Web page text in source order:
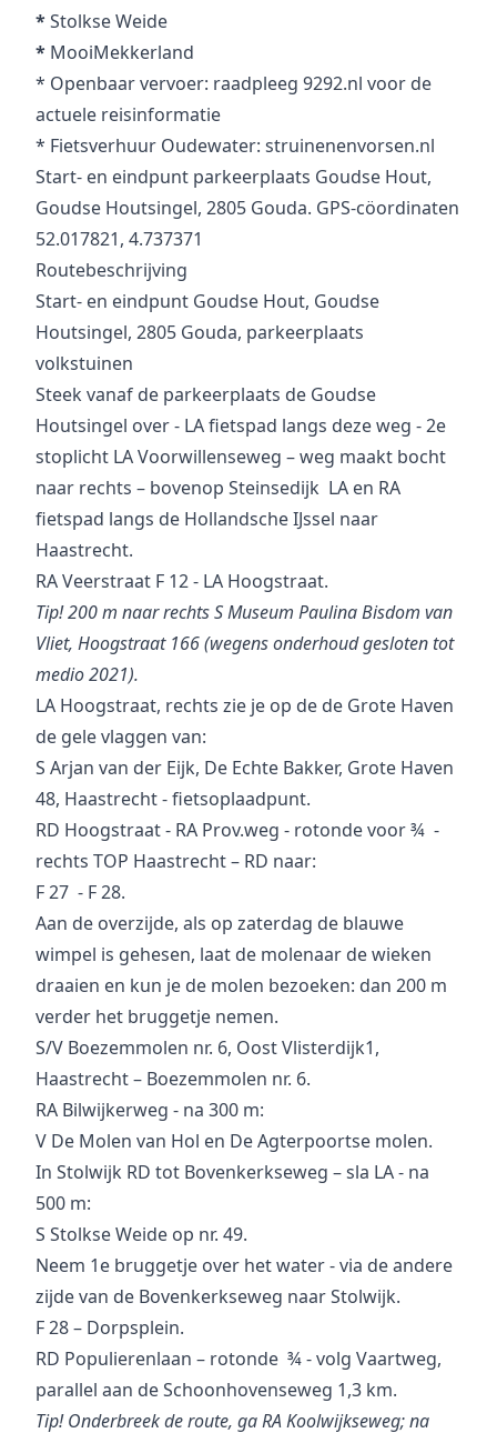
*Stolkse Weide
* MooiMekkerland
* Openbaar vervoer: raadpleeg 9292.nl voor de
actuele reisinformatie
* Fietsverhuur Oudewater: struinenenvorsen.nl
Start- en eindpunt parkeerplaats Goudse Hout,
Goudse Houtsingel, 2805 Gouda. GPS-cöordinaten
52.017821, 4.737371
Routebeschrijving
Start- en eindpunt Goudse Hout, Goudse
Houtsingel, 2805 Gouda, parkeerplaats
volkstuinen
Steek vanaf de parkeerplaats de Goudse
Houtsingel over - LA fietspad langs deze weg - 2e
stoplicht LA Voorwillenseweg – weg maakt bocht
naar rechts – bovenop Steinsedijk LA en RA
fietspad langs de Hollandsche IJssel naar
Haastrecht.
RA Veerstraat F 12 - LA Hoogstraat.
Tip! 200 m naar rechts S Museum Paulina Bisdom van
Vliet, Hoogstraat 166(wegens onderhoud gesloten tot
medio 2021).
LA Hoogstraat, rechts zie je op de de Grote Haven
de gele vlaggen van:
S Arjan van der Eijk, De Echte Bakker, Grote Haven
48, Haastrecht - fietsoplaadpunt.
RD Hoogstraat - RA Prov.weg - rotonde voor ¾ -
rechts TOP Haastrecht – RD naar:
F 27 - F 28.
Aan de overzijde, als op zaterdag de blauwe
wimpel is gehesen, laat de molenaar de wieken
draaien en kun je de molen bezoeken: dan 200 m
verder het bruggetje nemen.
S/V Boezemmolen nr. 6, Oost Vlisterdijk1,
Haastrecht – Boezemmolen nr. 6.
RA Bilwijkerweg - na 300 m:
V De Molen van Hol en De Agterpoortse molen.
In Stolwijk RD tot Bovenkerkseweg – sla LA - na
500 m:
S Stolkse Weide op nr. 49.
Neem 1e bruggetje over het water - via de andere
zijde van de Bovenkerkseweg naar Stolwijk.
F 28 – Dorpsplein.
RD Populierenlaan – rotonde ¾ - volg Vaartweg,
parallel aan de Schoonhovenseweg 1,3 km.
Tip! Onderbreek de route, ga RA Koolwijkseweg; na